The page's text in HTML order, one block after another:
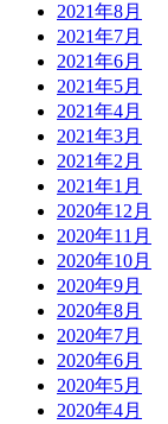
2021年8月
2021年7月
2021年6月
2021年5月
2021年4月
2021年3月
2021年2月
2021年1月
2020年12月
2020年11月
2020年10月
2020年9月
2020年8月
2020年7月
2020年6月
2020年5月
2020年4月